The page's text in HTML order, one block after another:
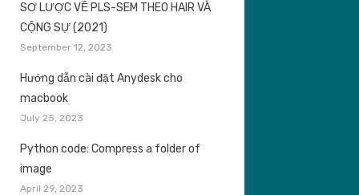
SƠ LƯỢC VỀ PLS-SEM THEO HAIR VÀ
CỘNG SỰ (2021)
September 12, 2023
Hướng dẫn cài đặt Anydesk cho
macbook
July 25, 2023
Python code: Compress a folder of
image
April 29, 2023